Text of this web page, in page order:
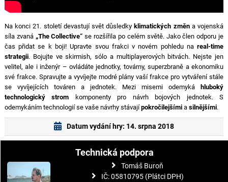
Na konci 21. století devastují svět důsledkyklimatických změna vojenská
síla zvaná „The Collective“ se rozšířila po celém světě. Jako člen odporu je
čas přidat se k boji! Upravte svou frakci v novém pohledu nareal-time
strategii. Bojujte ve skirmish, sólo a multiplayerových bitvách. Nejste jen
velitel, ale i inženýr – ovládáte jednotky, továrny, superzbraně a ekonomiku
své frakce. Spravujte a vyvíjejte modré plány vaší frakce pro vytváření stále
se vyvíjejících továren a jednotek. Mezi misemi odemykáhluboký
technologický strom komponenty pro návrh bojových jednotek. S
odemykáním technologií se vaše návrhy stávajípokročilejšímia silnějšími.
Datum vydání hry: 14. srpna 2018
Technická podpora
Tomáš Buroň
IČ: 05810795 (Plátci DPH)